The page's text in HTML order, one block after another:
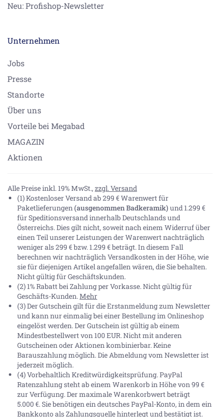
Neu: Profishop-Newsletter
Unternehmen
Jobs
Presse
Standorte
Über uns
Vorteile bei Megabad
MAGAZIN
Aktionen
Alle Preise inkl. 19% MwSt., zzgl. Versand
(1) Kostenloser Versand ab 299 € Warenwert für
Paketlieferungen(ausgenommen Badkeramik) und 1.299 €
für Speditionsversand innerhalb Deutschlands und
Österreichs. Dies gilt nicht, soweit nach einem Widerruf über
einen Teil unserer Leistungen der Warenwert nachträglich
weniger als 299 € bzw. 1.299 € beträgt. In diesem Fall
berechnen wir nachträglich Versandkosten in der Höhe, wie
sie für diejenigen Artikel angefallen wären, die Sie behalten.
Nicht gültig für Geschäftskunden.
(2) 1% Rabatt bei Zahlung per Vorkasse. Nicht gültig für
Geschäfts-Kunden.Mehr
(3) Der Gutschein gilt für die Erstanmeldung zum Newsletter
und kann nur einmalig bei einer Bestellung im Onlineshop
eingelöst werden. Der Gutschein ist gültig ab einem
Mindestbestellwert von 100 EUR. Nicht mit anderen
Gutscheinen oder Aktionen kombinierbar. Keine
Barauszahlung möglich. Die Abmeldung vom Newsletter ist
jederzeit möglich.
(4) Vorbehaltlich Kreditwürdigkeitsprüfung. PayPal
Ratenzahlung steht ab einem Warenkorb in Höhe von99 €
zur Verfügung. Der maximale Warenkorbwert beträgt
5.000 €. Sie benötigen ein deutsches PayPal-Konto, in dem ein
Bankkonto als Zahlungsquelle hinterlegt und bestätigt ist.